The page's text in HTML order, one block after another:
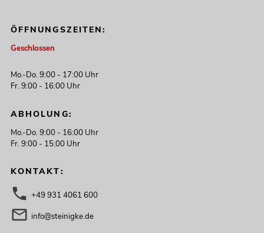
ÖFFNUNGSZEITEN:
Geschlossen
Mo.-Do. 9:00 - 17:00 Uhr
Fr. 9:00 - 16:00 Uhr
ABHOLUNG:
Mo.-Do. 9:00 - 16:00 Uhr
Fr. 9:00 - 15:00 Uhr
KONTAKT:
+49 931 4061 600
info@steinigke.de